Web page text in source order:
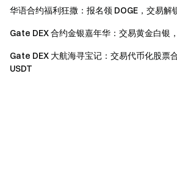
华语合约福利狂撒：报名领 DOGE，交易解
Gate DEX 合约金银嘉年华：交易黄金白银
Gate DEX 大航海寻宝记：交易代币化股票
USDT